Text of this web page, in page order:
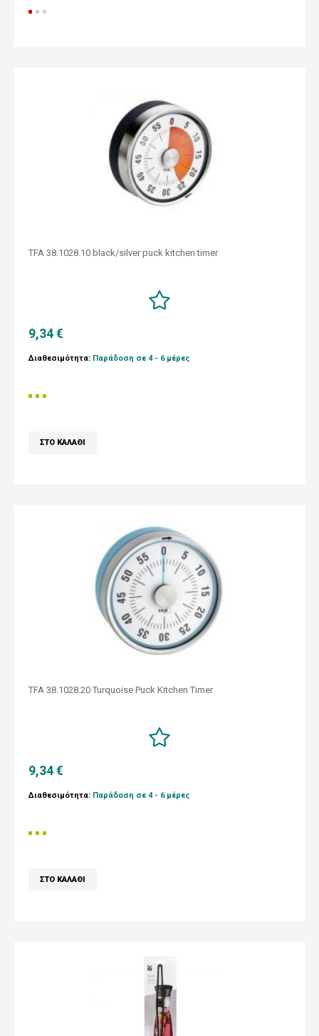
TFA 38.1028.10 black/silver puck kitchen timer
9,34 €
Διαθεσιμότητα: Παράδοση σε 4 - 6 μέρες
TFA 38.1028.20 Turquoise Puck Kitchen Timer
9,34 €
Διαθεσιμότητα: Παράδοση σε 4 - 6 μέρες